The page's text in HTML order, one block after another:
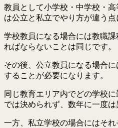
教員として小学校・中学校・
は公立と私立でやり方が違う点
学校教員になる場合には教職
ればならないことは同じです。
その後、公立教員になる場合
することが必要になります。
同じ教育エリア内でどの学校
では決められず、数年に一度は
一方、私立学校の場合にはそ